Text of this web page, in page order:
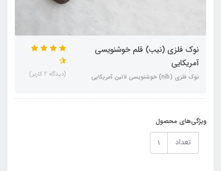
نوک فلزی (نیب) قلم خوشنویسی
آمریکایی
نوک فلزی (nib) خوشنویسی لاتین آمریکایی (دیدگاه 2 کاربر)
ویژگی‌های محصول
تعداد